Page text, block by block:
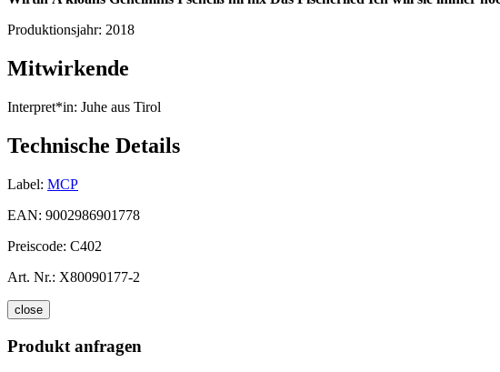
Produktionsjahr: 2018
Mitwirkende
Interpret*in: Juhe aus Tirol
Technische Details
Label: MCP
EAN: 9002986901778
Preiscode: C402
Art. Nr.: X80090177-2
close
Produkt anfragen